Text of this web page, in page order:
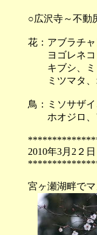
○広沢寺～不動
花：アブラチ
ヨゴレネコノ
キブシ、ミミ
ミツマタ、
鳥：ミソサザ
ホオジロ、ア
2010
宮ヶ瀬湖畔で